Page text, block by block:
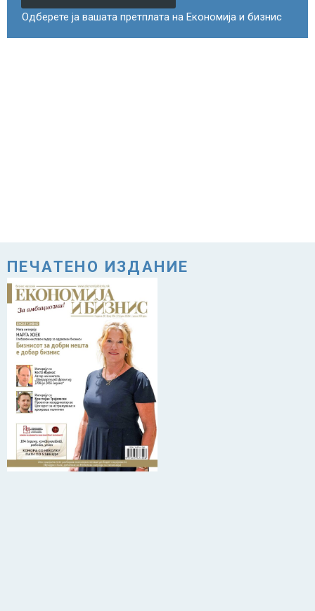
Одберете ја вашата претплата на Економија и бизнис
ПЕЧАТЕНО ИЗДАНИЕ